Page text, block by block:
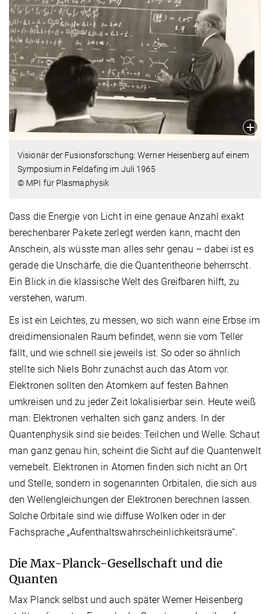
Visionär der Fusionsforschung: Werner Heisenberg auf einem
Symposium in Feldafing im Juli 1965
© MPI für Plasmaphysik
Dass die Energie von Licht in eine genaue Anzahl exakt
berechenbarer Pakete zerlegt werden kann, macht den
Anschein, als wüsste man alles sehr genau – dabei ist es
gerade die Unschärfe, die die Quantentheorie beherrscht.
Ein Blick in die klassische Welt des Greifbaren hilft, zu
verstehen, warum.
Es ist ein Leichtes, zu messen, wo sich wann eine Erbse im
dreidimensionalen Raum befindet, wenn sie vom Teller
fällt, und wie schnell sie jeweils ist. So oder so ähnlich
stellte sich Niels Bohr zunächst auch das Atom vor.
Elektronen sollten den Atomkern auf festen Bahnen
umkreisen und zu jeder Zeit lokalisierbar sein. Heute weiß
man: Elektronen verhalten sich ganz anders. In der
Quantenphysik sind sie beides: Teilchen und Welle. Schaut
man ganz genau hin, scheint die Sicht auf die Quantenwelt
vernebelt. Elektronen in Atomen finden sich nicht an Ort
und Stelle, sondern in sogenannten Orbitalen, die sich aus
den Wellengleichungen der Elektronen berechnen lassen.
Solche Orbitale sind wie diffuse Wolken oder in der
Fachsprache „Aufenthaltswahrscheinlichkeitsräume“.
Die Max-Planck-Gesellschaft und die
Quanten
Max Planck selbst und auch später Werner Heisenberg